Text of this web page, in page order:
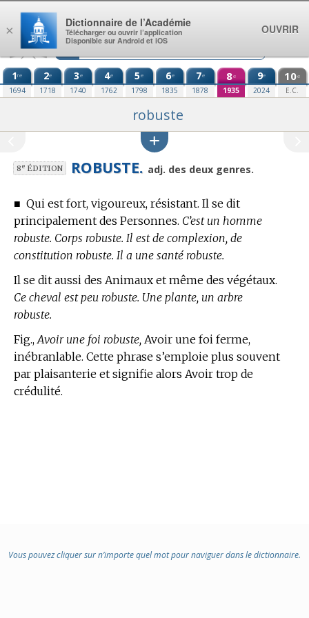
Aller au contenu
1re
1694
2e
1718
3e
1740
4e
1762
5e
1798
6e
1835
7e
1878
8e
1935
9e
2024
10e
E.C.
robuste
8eÉDITION ROBUSTE. adj. des deux genres.
■ Qui est fort, vigoureux, résistant. Il se dit
principalement des Personnes. C’est un homme
robuste. Corps robuste. Il est de complexion, de
constitution robuste. Il a une santé robuste.
Il se dit aussi des Animaux et même des végétaux.
Ce cheval est peu robuste. Une plante, un arbre
robuste.
Fig., Avoir une foi robuste, Avoir une foi ferme,
inébranlable. Cette phrase s’emploie plus souvent
par plaisanterie et signifie alors Avoir trop de
crédulité.
Vous pouvez cliquer sur n’importe quel mot pour naviguer dans le dictionnaire.
×
Dictionnaire de l’Académie
Télécharger ou ouvrir l’application
Disponible sur Android et iOS
OUVRIR